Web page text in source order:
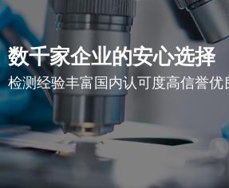
数千家企业的安心选择
检测经验丰富国内认可度高信誉